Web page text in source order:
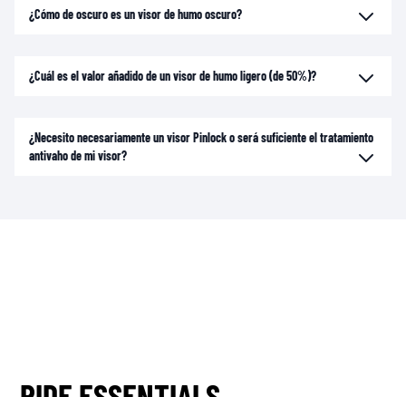
¿Cómo de oscuro es un visor de humo oscuro?
¿Cuál es el valor añadido de un visor de humo ligero (de 50%)?
¿Necesito necesariamente un visor Pinlock o será suficiente el tratamiento
antivaho de mi visor?